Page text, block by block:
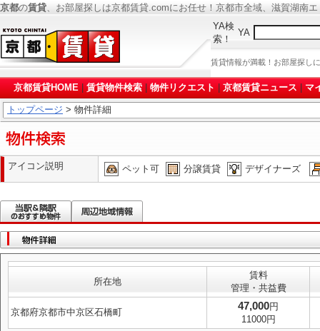
京都の賃貸、お部屋探しは京都賃貸.comにお任せ！京都市全域、滋賀湖南
YA検
索！
YA
賃貸情報が満載！お部屋探し
京都賃貸HOME 賃貸物件検索 物件リクエスト 京都賃貸ニュース マ
トップページ > 物件詳細
アイコン説明 ペット可 分譲賃貸 デザイナーズ
所在地
賃料
管理・共益費
京都府京都市中京区石橋町
47,000円
11000円